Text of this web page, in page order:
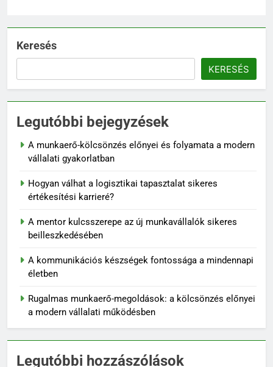
Keresés
KERESÉS
Legutóbbi bejegyzések
A munkaerő-kölcsönzés előnyei és folyamata a modern
vállalati gyakorlatban
Hogyan válhat a logisztikai tapasztalat sikeres
értékesítési karrieré?
A mentor kulcsszerepe az új munkavállalók sikeres
beilleszkedésében
A kommunikációs készségek fontossága a mindennapi
életben
Rugalmas munkaerő-megoldások: a kölcsönzés előnyei
a modern vállalati működésben
Legutóbbi hozzászólások